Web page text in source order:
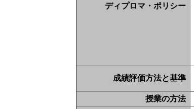
ディプロマ・ポリシー
成績評価方法と基準
授業の方法